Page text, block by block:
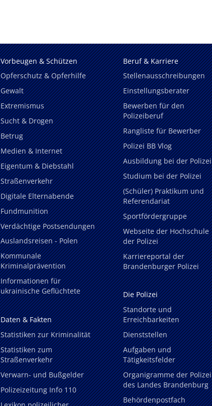
Vorbeugen & Schützen
Opferschutz & Opferhilfe
Gewalt
Extremismus
Sucht & Drogen
Betrug
Medien & Internet
Eigentum & Diebstahl
Straßenverkehr
Digitale Elternabende
Fundmunition
Verdächtige Postsendungen
Auslandsreisen - Polen
Kommunale
Kriminalprävention
Informationen für
ukrainische Geflüchtete
Daten & Fakten
Statistiken zur Kriminalität
Statistiken zum
Straßenverkehr
Verwarn- und Bußgelder
Polizeizeitung Info 110
Beruf & Karriere
Stellenausschreibungen
Einstellungsberater
Bewerben für den
Polizeiberuf
Rangliste für Bewerber
Polizei BB Vlog
Ausbildung bei der Polizei
Studium bei der Polizei
(Schüler) Praktikum und
Referendariat
Sportfördergruppe
Webseite der Hochschule
der Polizei
Karriereportal der
Brandenburger Polizei
Die Polizei
Standorte und
Erreichbarkeiten
Dienststellen
Aufgaben und
Tätigkeitsfelder
Organigramme der Polizei
des Landes Brandenburg
Behördenpostfach